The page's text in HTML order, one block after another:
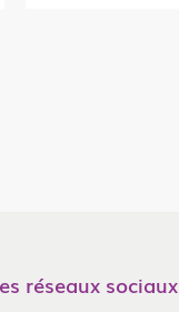
réseaux sociaux